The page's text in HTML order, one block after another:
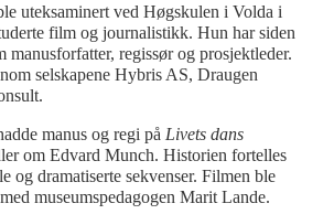
uteksaminert ved Høgskulen i Volda i
film og journalistikk. Hun har siden
manusforfatter, regissør og prosjektleder.
selskapene Hybris AS, Draugen
manus og regi på Livets dans
om Edvard Munch. Historien fortelles
og dramatiserte sekvenser. Filmen ble
museumspedagogen Marit Lande.